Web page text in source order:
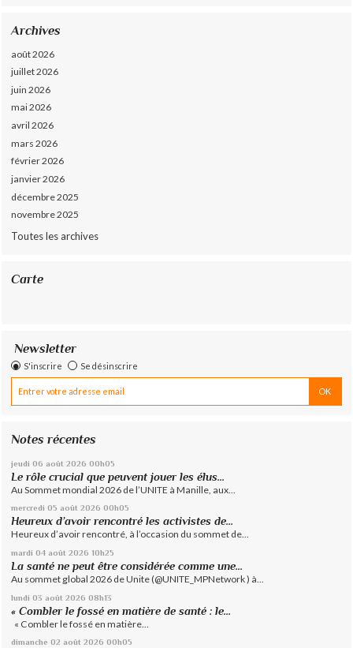
Archives
août 2026
juillet 2026
juin 2026
mai 2026
avril 2026
mars 2026
février 2026
janvier 2026
décembre 2025
novembre 2025
Toutes les archives
Carte
Newsletter
S'inscrire Se désinscrire
Notes récentes
jeudi 06 août 2026 00h05
Le rôle crucial que peuvent jouer les élus...
Au Sommet mondial 2026 de l’UNITE à Manille, aux...
mercredi 05 août 2026 00h05
Heureux d’avoir rencontré les activistes de...
Heureux d’avoir rencontré, à l’occasion du sommet de...
mardi 04 août 2026 10h25
La santé ne peut être considérée comme une...
Au sommet global 2026 de Unite (@UNITE_MPNetwork ) à...
lundi 03 août 2026 08h13
« Combler le fossé en matière de santé : le...
« Combler le fossé en matière...
dimanche 02 août 2026 00h05